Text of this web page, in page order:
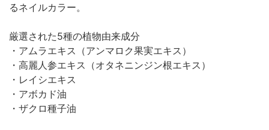
るネイルカラー。
厳選された5種の植物由来成分
・アムラエキス（アンマロク果実エキス）
・高麗人参エキス（オタネニンジン根エキス）
・レイシエキス
・アボカド油
・ザクロ種子油